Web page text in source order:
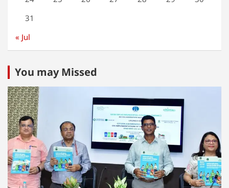
31
« Jul
You may Missed